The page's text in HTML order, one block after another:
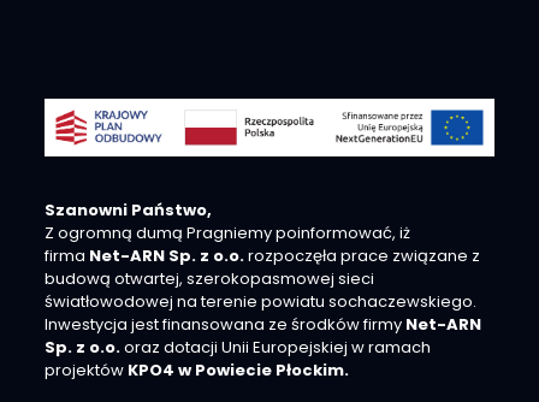
Szanowni Państwo,
Z ogromną dumą Pragniemy poinformować, iż
firma Net-ARN Sp. z o.o.rozpoczęła prace związane z
budową otwartej, szerokopasmowej sieci
światłowodowej na terenie powiatu sochaczewskiego.
Inwestycja jest finansowana ze środków firmy Net-ARN
Sp. z o.o.oraz dotacji Unii Europejskiej w ramach
projektów KPO4 w Powiecie Płockim.